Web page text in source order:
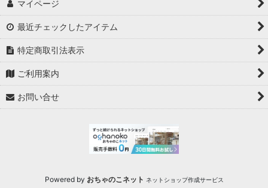
マイページ
最近チェックしたアイテム
特定商取引法表示
ご利用案内
お問い合せ
Powered by おちゃのこネット ネットショップ作成サービス